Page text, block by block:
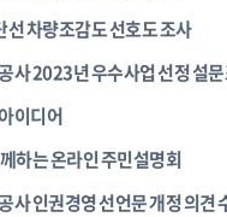
차량조감도 선호도 조사
사 2023년 우수사업 선정 설
이디어
하는 온라인 주민설명회
사 인권경영 선언문 개정 의견